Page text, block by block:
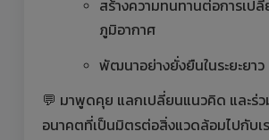
สร้างความทนทานต่อการเป
ภูมิอากาศ
พัฒนาอย่างยั่งยืนในระยะยาว
💬 มาพูดคุย แลกเปลี่ยนแนวคิด และร่ว
อนาคตที่เป็นมิตรต่อสิ่งแวดล้อมไปกับเ